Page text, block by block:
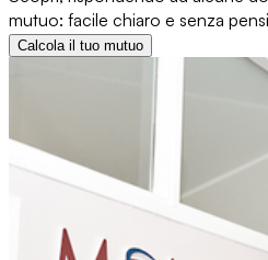
mutuo: facile chiaro e senza
Calcola il tuo mutuo